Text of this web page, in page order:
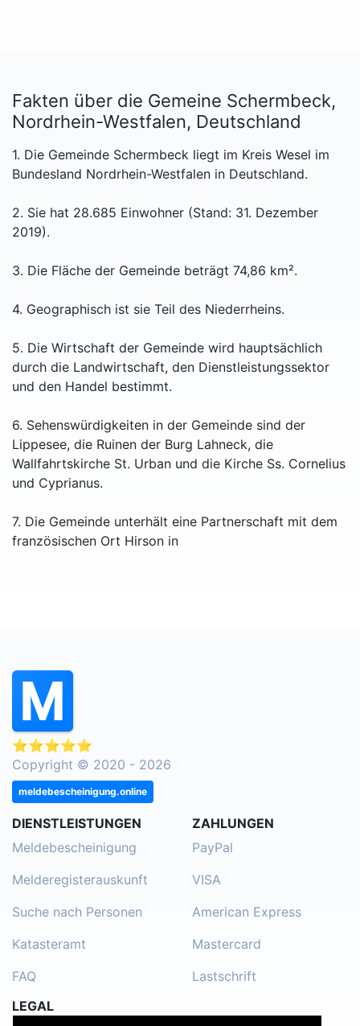
Fakten über die Gemeine Schermbeck,
Nordrhein-Westfalen, Deutschland
1. Die Gemeinde Schermbeck liegt im Kreis Wesel im
Bundesland Nordrhein-Westfalen in Deutschland.
2. Sie hat 28.685 Einwohner (Stand: 31. Dezember
2019).
3. Die Fläche der Gemeinde beträgt 74,86 km².
4. Geographisch ist sie Teil des Niederrheins.
5. Die Wirtschaft der Gemeinde wird hauptsächlich
durch die Landwirtschaft, den Dienstleistungssektor
und den Handel bestimmt.
6. Sehenswürdigkeiten in der Gemeinde sind der
Lippesee, die Ruinen der Burg Lahneck, die
Wallfahrtskirche St. Urban und die Kirche Ss. Cornelius
und Cyprianus.
7. Die Gemeinde unterhält eine Partnerschaft mit dem
französischen Ort Hirson in
⭐⭐⭐⭐⭐
Copyright © 2020 - 2026
meldebescheinigung.online
DIENSTLEISTUNGEN
Meldebescheinigung
Melderegisterauskunft
Suche nach Personen
Katasteramt
FAQ
ZAHLUNGEN
PayPal
VISA
American Express
Mastercard
Lastschrift
LEGAL